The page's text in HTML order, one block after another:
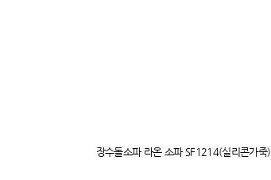
장수돌소파 라온 소파 SF1214(실리콘가죽)